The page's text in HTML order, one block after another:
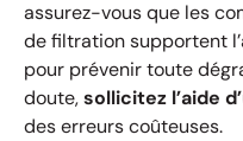
assurez-vous que les
de filtration supportent
pour prévenir toute
doute,sollicitez l’aide
des erreurs coûteuses.